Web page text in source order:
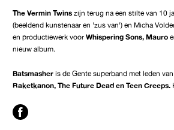
The Vermin Twins zijn terug na een stilte van 10
(beeldend kunstenaar en 'zus van') en Micha
en productiewerk voor Whispering Sons, Mauro
nieuw album.
Batsmasher is de Gente superband met leden van
Raketkanon, The Future Dead en Teen Creeps.